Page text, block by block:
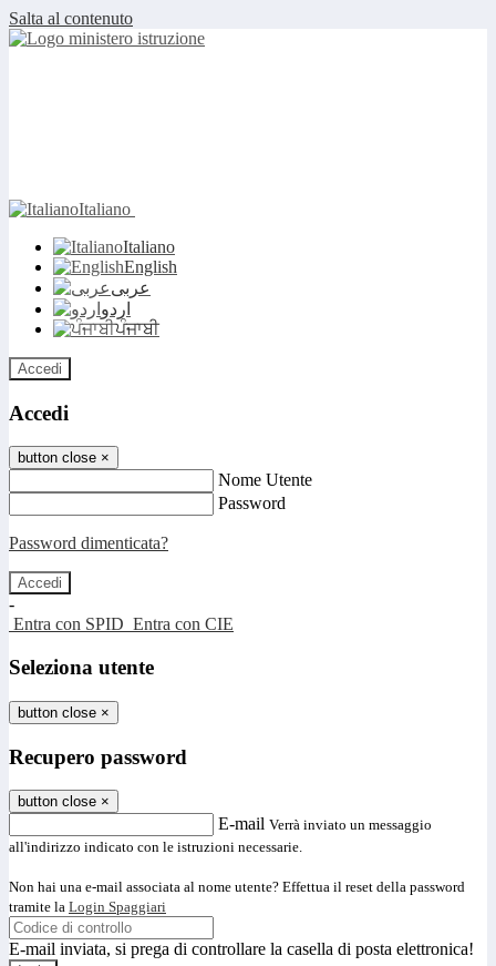
Salta al contenuto
Italiano
Italiano
English
عربى
اردو
ਪੰਜਾਬੀ
Accedi
Accedi
button close ×
Nome Utente
Password
Password dimenticata?
-
Entra con SPID Entra con CIE
Seleziona utente
button close ×
Recupero password
button close ×
E-mail Verrà inviato un messaggio
all'indirizzo indicato con le istruzioni necessarie.
Non hai una e-mail associata al nome utente? Effettua il reset della password
tramite la Login Spaggiari
E-mail inviata, si prega di controllare la casella di posta elettronica!